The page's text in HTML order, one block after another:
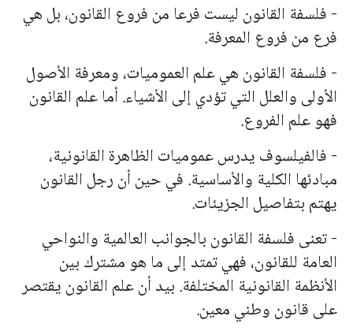
- فلسفة القانون ليست فرعا من فروع القانون، بل هي
فرع من فروع المعرفة.
- فلسفة القانون هي علم العموميات، ومعرفة الأصول
الأولى والعلل التي تؤدي إلى الأشياء. أما علم القانون
فهو علم الفروع.
- فالفيلسوف يدرس عموميات الظاهرة القانونية،
مبادئها الكلية والأساسية. في حين أن رجل القانون
يهتم بتفاصيل الجزيئات.
- تعنى فلسفة القانون بالجوانب العالمية والنواحي
العامة للقانون، فهي تمتد إلى ما هو مشترك بين
الأنظمة القانونية المختلفة. بيد أن علم القانون يقتصر
على قانون وطني معين.